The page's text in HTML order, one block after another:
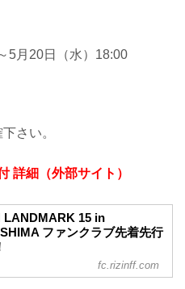
5月20日（水）18:00
さい。
詳細（外部サイト）
LANDMARK 15 in
ファンクラブ先着先行
LANDMARK 15 in HIROSHIMAの
fc.rizinff.com